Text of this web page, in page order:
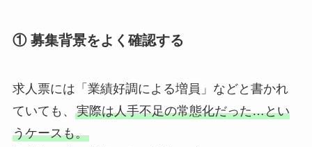
① 募集背景をよく確認する
求人票には「業績好調による増員」などと書かれ
ていても、 実際は人手不足の常態化だった…とい
うケースも。